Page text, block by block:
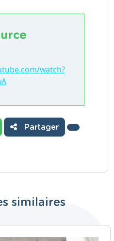
watch?
Partager
similaires